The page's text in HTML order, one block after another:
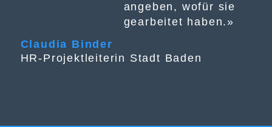
angeben, wofür sie
gearbeitet haben.»
Claudia Binder
HR-Projektleiterin Stadt Baden